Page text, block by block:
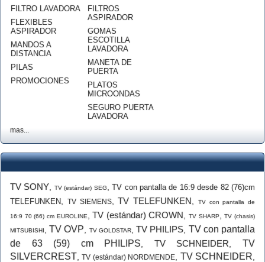
FILTRO LAVADORA
FLEXIBLES
ASPIRADOR
MANDOS A
DISTANCIA
PILAS
PROMOCIONES
FILTROS
ASPIRADOR
GOMAS
ESCOTILLA
LAVADORA
MANETA DE
PUERTA
PLATOS
MICROONDAS
SEGURO PUERTA
LAVADORA
mas...
TV SONY TV (estándar) SEG ,TV con pantalla de 16:9 desde 82 (76)cm
TELEFUNKEN
TV SIEMENS,TV TELEFUNKEN TV con pantalla de
16:9 70 (66) cm EUROLINE ,TV (estándar) CROWN ,TV SHARP,TV (chasis)
MITSUBISHI ,TV OVP TV GOLDSTAR,TV PHILIPS TV con pantalla
de 63 (59) cm PHILIPS
TV SCHNEIDER ,TV
SILVERCREST ,TV (estándar) NORDMENDE TV SCHNEIDER